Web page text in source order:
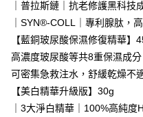
時審查核予不同之上限額度；若
請求用戶進行身份認證。
恩沛科技股份有限公司將有權停止
每筆NT$80，滿NT$1,880(含
離島宅配
每筆NT$100，滿NT$2,000(含
宅配貨到付款
每筆NT$100，滿NT$2,000(含
｜普拉斯鏈｜抗老修護黑科技
｜SYN®-COLL｜專利腺肽，
【藍銅玻尿酸保濕修復精華】
高濃度玻尿酸等共8重保濕成分
可密集急救注水，舒緩乾燥不
【美白精華升級版】30g
｜3大淨白精華｜100%高純